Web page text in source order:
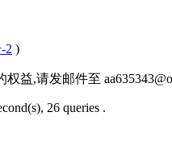
2 )
权益,请发邮件至
26 queries .